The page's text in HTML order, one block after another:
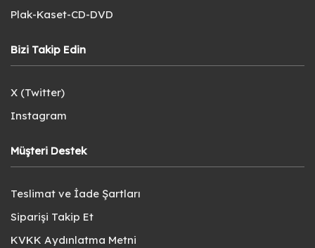
Plak-Kaset-CD-DVD
Bizi Takip Edin
X (Twitter)
Instagram
Müşteri Destek
Teslimat ve İade Şartları
Siparişi Takip Et
KVKK Aydınlatma Metni